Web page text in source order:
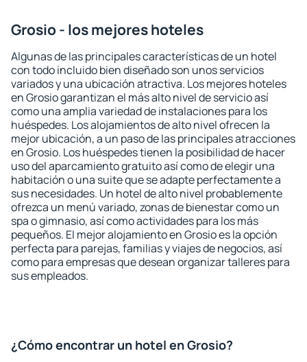
Grosio - los mejores hoteles
Algunas de las principales características de un hotel
con todo incluido bien diseñado son unos servicios
variados y una ubicación atractiva. Los mejores hoteles
en Grosio garantizan el más alto nivel de servicio así
como una amplia variedad de instalaciones para los
huéspedes. Los alojamientos de alto nivel ofrecen la
mejor ubicación, a un paso de las principales atracciones
en Grosio. Los huéspedes tienen la posibilidad de hacer
uso del aparcamiento gratuito así como de elegir una
habitación o una suite que se adapte perfectamente a
sus necesidades. Un hotel de alto nivel probablemente
ofrezca un menú variado, zonas de bienestar como un
spa o gimnasio, así como actividades para los más
pequeños. El mejor alojamiento en Grosio es la opción
perfecta para parejas, familias y viajes de negocios, así
como para empresas que desean organizar talleres para
sus empleados.
¿Cómo encontrar un hotel en Grosio?